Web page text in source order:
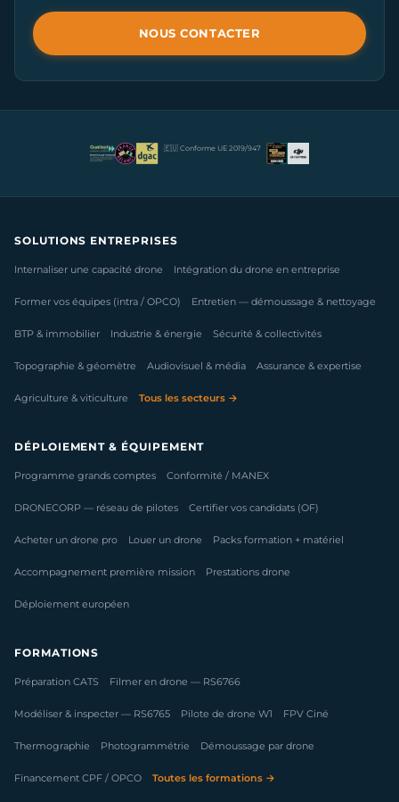
NOUS CONTACTER
🇪🇺 Conforme UE 2019/947
SOLUTIONS ENTREPRISES
Internaliser une capacité drone Intégration du drone en entreprise
Former vos équipes (intra / OPCO) Entretien — démoussage & nettoyage
BTP & immobilier Industrie & énergie Sécurité & collectivités
Topographie & géomètre Audiovisuel & média Assurance & expertise
Agriculture & viticulture Tous les secteurs →
DÉPLOIEMENT & ÉQUIPEMENT
Programme grands comptes Conformité / MANEX
DRONECORP — réseau de pilotes Certifier vos candidats (OF)
Acheter un drone pro Louer un drone Packs formation + matériel
Accompagnement première mission Prestations drone
Déploiement européen
FORMATIONS
Préparation CATS Filmer en drone — RS6766
Modéliser & inspecter — RS6765 Pilote de drone W1 FPV Ciné
Thermographie Photogrammétrie Démoussage par drone
Financement CPF / OPCO Toutes les formations →